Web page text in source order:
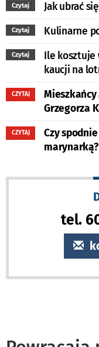
Czytaj Jak ubrać
Czytaj Kulinarne
Czytaj
Ile kosztuje
kaucji na
CZYTAJ
Mieszkańcy
Grzegorza
CZYTAJ
Czy
marynarką?
tel.